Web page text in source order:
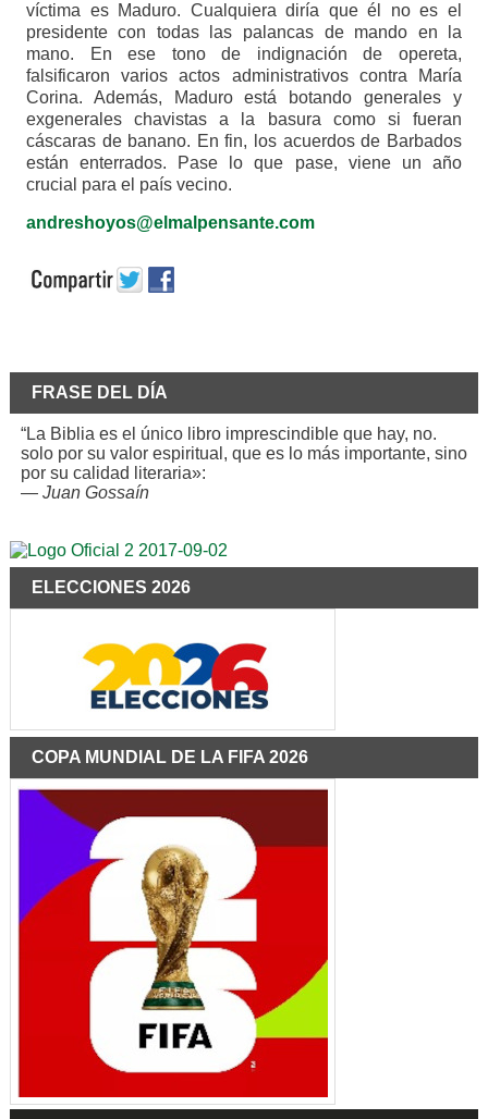
víctima es Maduro. Cualquiera diría que él no es el
presidente con todas las palancas de mando en la
mano. En ese tono de indignación de opereta,
falsificaron varios actos administrativos contra María
Corina. Además, Maduro está botando generales y
exgenerales chavistas a la basura como si fueran
cáscaras de banano. En fin, los acuerdos de Barbados
están enterrados. Pase lo que pase, viene un año
crucial para el país vecino.
andreshoyos@elmalpensante.com
FRASE DEL DÍA
“La Biblia es el único libro imprescindible que hay, no.
solo por su valor espiritual, que es lo más importante, sino
por su calidad literaria»:
— Juan Gossaín
ELECCIONES 2026
COPA MUNDIAL DE LA FIFA 2026